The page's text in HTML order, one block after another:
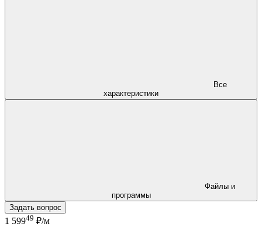
характеристики
программы
Задать вопрос
1 59949 ₽/м